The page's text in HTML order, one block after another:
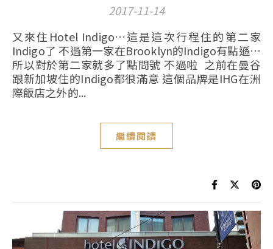
2017-11-14
又來住Hotel Indigo…這是這次行程住的第二家
Indigo了 不過第一家在Brooklyn的Indigo有點遜…
所以對於第二家就多了點問號 不過啦 之前在曼谷
跟新加坡住的Indigo都很滿意 這個品牌是IHG在洲
際飯店之外的...
繼續閱讀